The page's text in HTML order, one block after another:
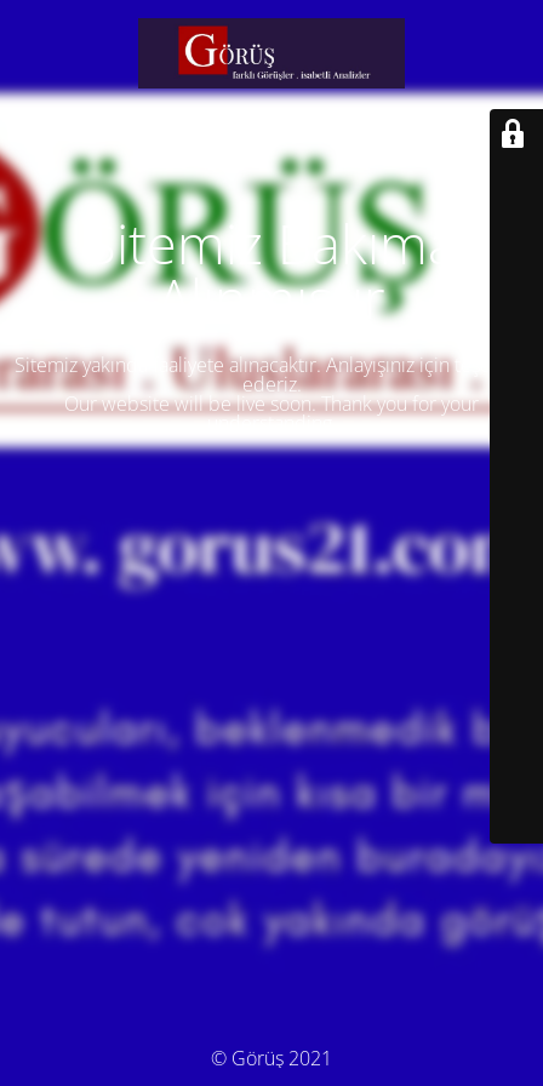
Sitemiz Bakıma
Alınmıştır
Sitemiz yakında faaliyete alınacaktır. Anlayışınız için teşekkür
ederiz.
Our website will be live soon. Thank you for your
understanding.
© Görüş 2021